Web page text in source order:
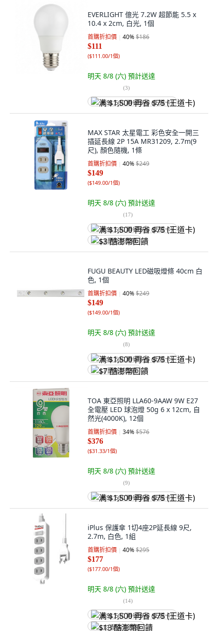
EVERLIGHT 億光 7.2W 超節能 5.5 x
10.4 x 2cm, 白光, 1個
首購折扣價 40%$186
$111
($111.00/1個)
明天 8/8 (六) 預計送達
(3)
满 $1,500 再省 $75 (王道卡)
MAX STAR 太星電工 彩色安全一開三
插延長線 2P 15A MR31209, 2.7m(9
尺), 顏色隨機, 1條
首購折扣價 40%$249
$149
($149.00/1個)
明天 8/8 (六) 預計送達
(17)
满 $1,500 再省 $75 (王道卡)
$3 酷澎幣回饋
FUGU BEAUTY LED磁吸燈條 40cm 白
色, 1個
首購折扣價 40%$249
$149
($149.00/1個)
明天 8/8 (六) 預計送達
(8)
满 $1,500 再省 $75 (王道卡)
$7 酷澎幣回饋
TOA 東亞照明 LLA60-9AAW 9W E27
全電壓 LED 球泡燈 50g 6 x 12cm, 自
然光(4000K), 12個
首購折扣價 34%$576
$376
($31.33/1個)
明天 8/8 (六) 預計送達
(9)
满 $1,500 再省 $75 (王道卡)
iPlus 保護傘 1切4座2P延長線 9尺,
2.7m, 白色, 1組
首購折扣價 40%$295
$177
($177.00/1個)
明天 8/8 (六) 預計送達
(14)
满 $1,500 再省 $75 (王道卡)
$13 酷澎幣回饋